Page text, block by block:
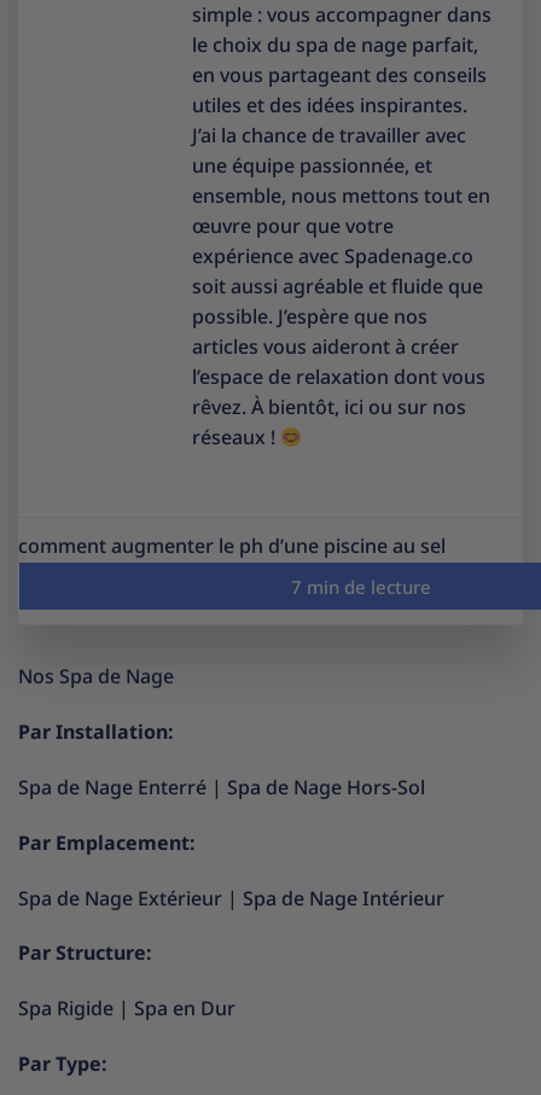
simple : vous accompagner dans
le choix du spa de nage parfait,
en vous partageant des conseils
utiles et des idées inspirantes.
J’ai la chance de travailler avec
une équipe passionnée, et
ensemble, nous mettons tout en
œuvre pour que votre
expérience avec Spadenage.co
soit aussi agréable et fluide que
possible. J’espère que nos
articles vous aideront à créer
l’espace de relaxation dont vous
rêvez. À bientôt, ici ou sur nos
réseaux !
comment augmenter le ph d’une piscine au sel
Nos Spa de Nage
Par Installation:
Spa de Nage Enterré | Spa de Nage Hors-Sol
Par Emplacement:
Spa de Nage Extérieur | Spa de Nage Intérieur
Par Structure:
Spa Rigide | Spa en Dur
Par Type: